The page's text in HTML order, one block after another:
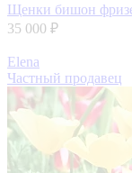
Щенки бишон
35 000 ₽
Elena
Частный продавец